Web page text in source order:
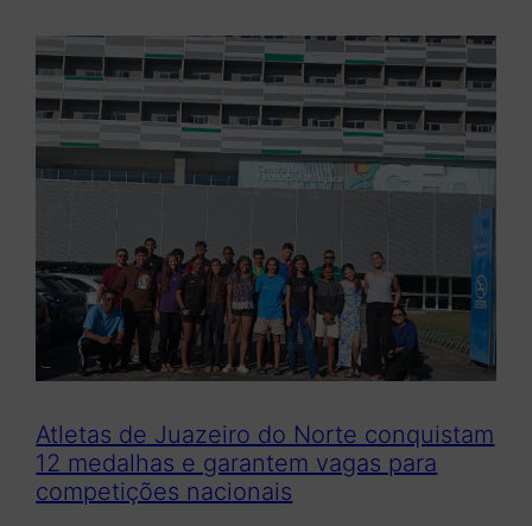
Atletas de Juazeiro do Norte conquistam
12 medalhas e garantem vagas para
competições nacionais